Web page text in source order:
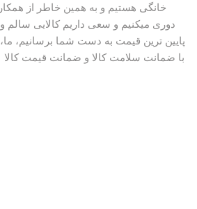
خانگی هستیم و به همین خاطر از
دوری میکنیم و سعی داریم کالایی سالم
پایین ترین قیمت به دست شما برسانیم،
با ضمانت سلامت کالا و ضمانت قیمت